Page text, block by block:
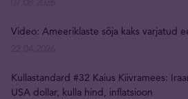
Video: Ameeriklaste sõja kaks varjatud
Kullastandard #32 Kaius Kiivramees:
USA dollar, kulla hind, inflatsioon